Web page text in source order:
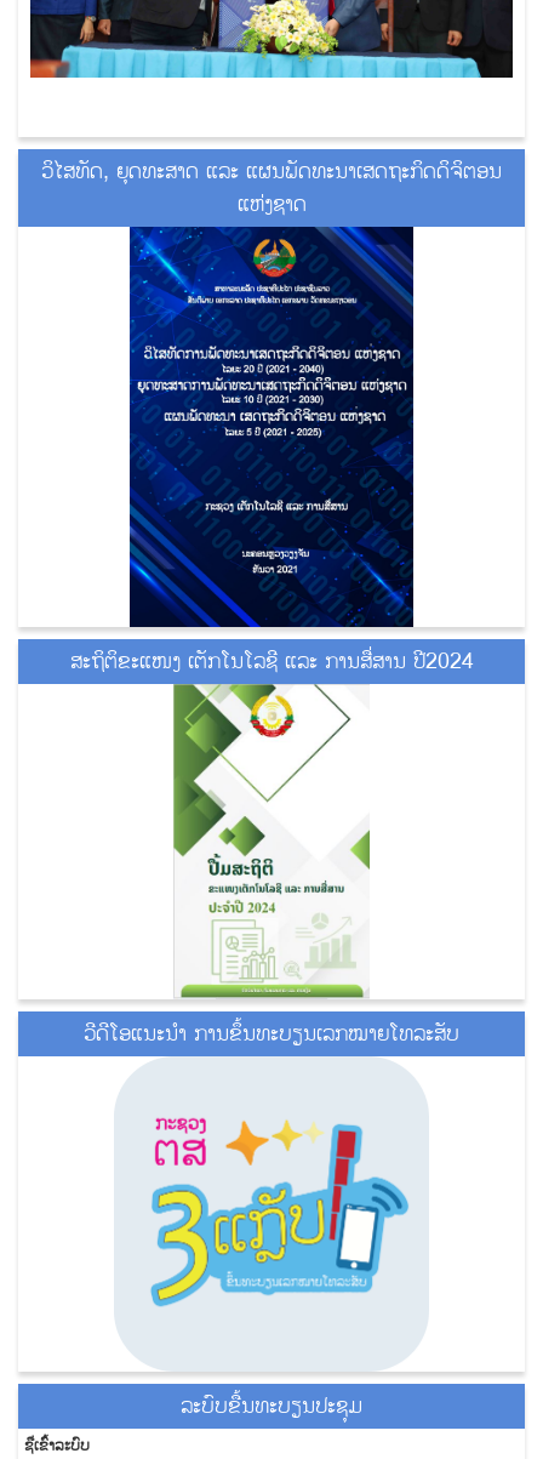
ວິໄສທັດ, ຍຸດທະສາດ ແລະ ແຜນພັດທະນາເສດຖະກິດດິຈິຕອນ
ແຫ່ງຊາດ
ສະຖິຕິຂະແໜງ ເຕັກໂນໂລຊີ ແລະ ການສື່ສານ ປີ2024
ວີດີໂອແນະນໍາ ການຂຶ້ນທະບຽນເລກໝາຍໂທລະສັບ
ລະ​ບົບ​ຂື້ນ​ທະ​ບຽນ​ປະ​ຊຸມ
ຊື່​ເຂົ້າ​ລະ​ບົບ